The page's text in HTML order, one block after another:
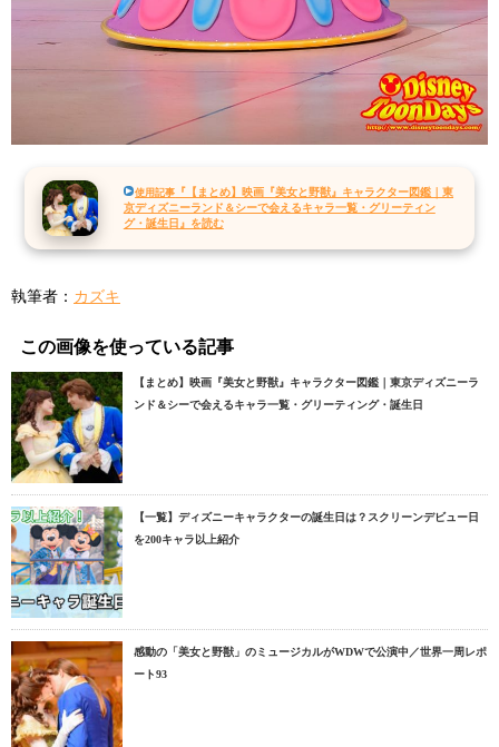
使用記事 『【まとめ】映画『美女と野獣』キャラクター図鑑｜東
京ディズニーランド＆シーで会えるキャラ一覧・グリーティン
グ・誕生日』を読む
執筆者： カズキ
この画像を使っている記事
【まとめ】映画『美女と野獣』キャラクター図鑑｜東京ディズニーラ
ンド＆シーで会えるキャラ一覧・グリーティング・誕生日
【一覧】ディズニーキャラクターの誕生日は？スクリーンデビュー日
を200キャラ以上紹介
感動の「美女と野獣」のミュージカルがWDWで公演中／世界一周レポ
ート93